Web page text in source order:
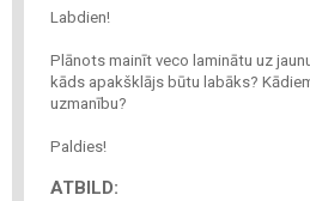
Labdien!
Plānots mainīt veco laminātu uz
kāds apakšklājs būtu labāks?
uzmanību?
Paldies!
ATBILD: